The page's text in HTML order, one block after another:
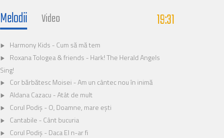
Melodii Video 19:31
Harmony Kids - Cum să mă tem
Roxana Tologea & friends - Hark! The Herald Angels
Sing!
Cor bărbătesc Moisei - Am un cântec nou în inimă
Aldana Cazacu - Atât de mult
Corul Podiș - O, Doamne, mare ești
Cantabile - Cânt bucuria
Corul Podiș - Daca El n-ar fi